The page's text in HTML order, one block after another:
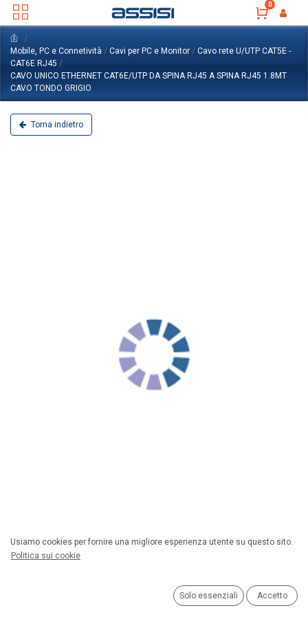
0
Mobile, PC e Connetività / Cavi per PC e Monitor / Cavo rete U/UTP CAT5E -
CAT6E RJ45 /
CAVO UNICO ETHERNET CAT6E/UTP DA SPINA RJ45 A SPINA RJ45 1.8MT
CAVO TONDO GRIGIO
Torna indietro
CAVO UNICO ETHERNET CAT6E/UTP
1.8MT CAVO TONDO GRIGIO
Usiamo cookies per fornire una migliore esperienza utente su questo sito.
Politica sui cookie
Solo essenziali Accetto